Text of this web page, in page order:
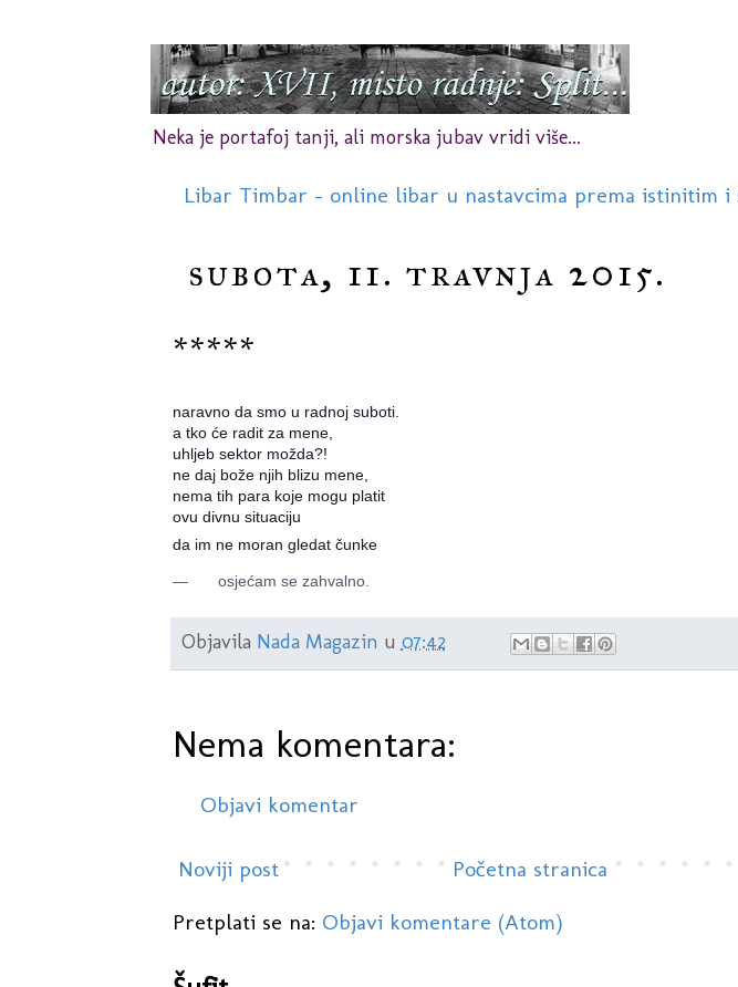
Neka je portafoj tanji, ali morska jubav vridi više...
Libar Timbar - online libar u nastavcima prema istinitim
subota, 11. travnja 2015.
*****
naravno da smo u radnoj suboti.
a tko će radit za mene,
uhljeb sektor možda?!
ne daj bože njih blizu mene,
nema tih para koje mogu platit
ovu divnu situaciju
da im ne moran gledat čunke
— osjećam se zahvalno.
Objavila Nada Magazin u 07:42
Nema komentara:
Objavi komentar
Noviji post
Početna stranica
Pretplati se na: Objavi komentare (Atom)